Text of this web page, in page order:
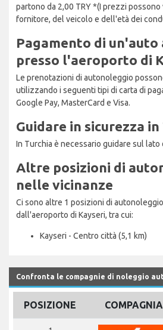
partono da 2,00 TRY *(I prezzi possono
fornitore, del veicolo e dell'età dei
Pagamento di un'auto
presso l'aeroporto di
Le prenotazioni di autonoleggio
utilizzando i seguenti tipi di carta di
Google Pay, MasterCard e Visa.
Guidare in sicurezza in
In Turchia è necessario guidare sul
Altre posizioni di
nelle vicinanze
Ci sono altre 1 posizioni di
dall'aeroporto di Kayseri, tra cui:
Kayseri - Centro città (5,1 km)
Confronta le compagnie di noleggio
POSIZIONE COMPAGNIA